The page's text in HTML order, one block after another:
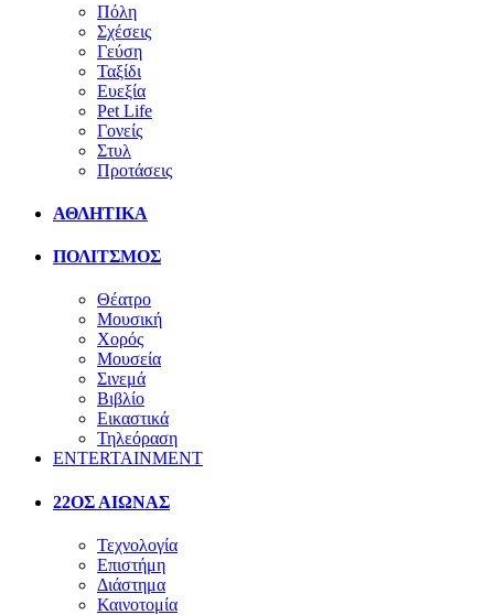
Πόλη
Σχέσεις
Γεύση
Ταξίδι
Ευεξία
Pet Life
Γονείς
Στυλ
Προτάσεις
ΑΘΛΗΤΙΚΑ
ΠΟΛΙΤΣΜΟΣ
Θέατρο
Μουσική
Χορός
Μουσεία
Σινεμά
Βιβλίο
Εικαστικά
Τηλεόραση
ENTERTAINMENT
22ΟΣ ΑΙΩΝΑΣ
Τεχνολογία
Επιστήμη
Διάστημα
Καινοτομία